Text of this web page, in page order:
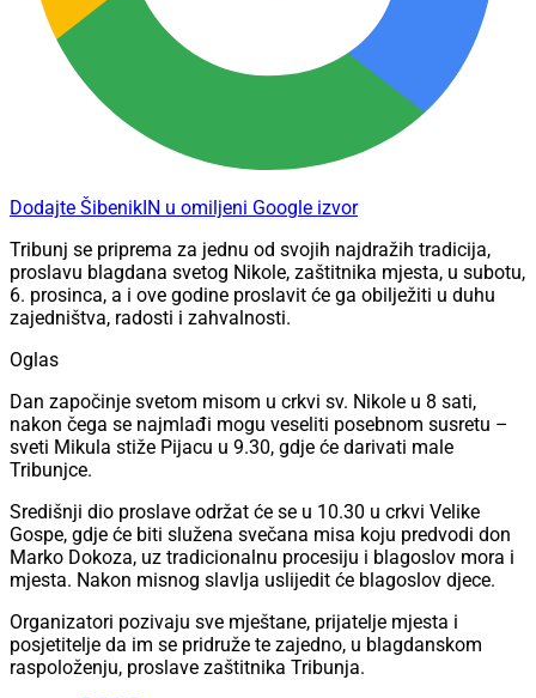
Dodajte ŠibenikIN u omiljeni Google izvor
Tribunj se priprema za jednu od svojih najdražih tradicija,
proslavu blagdana svetog Nikole, zaštitnika mjesta, u subotu,
6. prosinca, a i ove godine proslavit će ga obilježiti u duhu
zajedništva, radosti i zahvalnosti.
Oglas
Dan započinje svetom misom u crkvi sv. Nikole u 8 sati,
nakon čega se najmlađi mogu veseliti posebnom susretu –
sveti Mikula stiže Pijacu u 9.30, gdje će darivati male
Tribunjce.
Središnji dio proslave održat će se u 10.30 u crkvi Velike
Gospe, gdje će biti služena svečana misa koju predvodi don
Marko Dokoza, uz tradicionalnu procesiju i blagoslov mora i
mjesta. Nakon misnog slavlja uslijedit će blagoslov djece.
Organizatori pozivaju sve mještane, prijatelje mjesta i
posjetitelje da im se pridruže te zajedno, u blagdanskom
raspoloženju, proslave zaštitnika Tribunja.